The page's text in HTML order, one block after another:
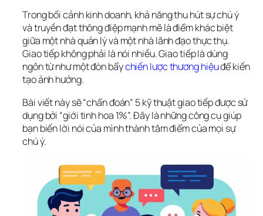
Trong bối cảnh kinh doanh, khả năng thu hút sự chú ý
và truyền đạt thông điệp mạnh mẽ là điểm khác biệt
giữa một nhà quản lý và một nhà lãnh đạo thực thụ.
Giao tiếp không phải là nói nhiều. Giao tiếp là dùng
ngôn từ như một đòn bẩy chiến lược thương hiệu để kiến
tạo ảnh hưởng.
Bài viết này sẽ “chẩn đoán” 5 kỹ thuật giao tiếp được sử
dụng bởi “giới tinh hoa 1%”. Đây là những công cụ giúp
bạn biến lời nói của mình thành tâm điểm của mọi sự
chú ý.